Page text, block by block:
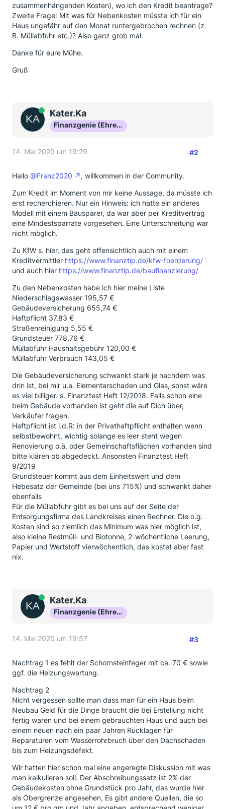
zusammenhängenden Kosten), wo ich den Kredit beantrage?
Zweite Frage: Mit was für Nebenkosten müsste ich für ein
Haus ungefähr auf den Monat runtergebrochen rechnen (z.
B. Müllabfuhr etc.)? Also ganz grob mal.
Danke für eure Mühe.
Gruß
OnlineKater.Ka
Finanzgenie (Ehrenmitglied)
14. Mai 2020 um 19:29 #2
Hallo @Franz2020
, willkommen in der Community.
Zum Kredit im Moment von mir keine Aussage, da müsste ich
erst recherchieren. Nur ein Hinweis: ich hatte ein anderes
Modell mit einem Bausparer, da war aber per Kreditvertrag
eine Mindestsparrate vorgesehen. Eine Unterschreitung war
nicht möglich.
Zu KfW s. hier, das geht offensichtlich auch mit einem
Kreditvermittler https://www.finanztip.de/kfw-foerderung/
und auch hier https://www.finanztip.de/baufinanzierung/
Zu den Nebenkosten habe ich hier meine Liste
Niederschlagswasser 195,57 €
Gebäudeversicherung 655,74 €
Haftpflicht 37,83 €
Straßenreinigung 5,55 €
Grundsteuer 778,76 €
Müllabfuhr Haushaltsgebühr 120,00 €
Müllabfuhr Verbrauch 143,05 €
Die Gebäudeversicherung schwankt stark je nachdem was
drin ist, bei mir u.a. Elementarschaden und Glas, sonst wäre
es viel billiger. s. Finanztest Heft 12/2018. Falls schon eine
beim Gebäude vorhanden ist geht die auf Dich über,
Verkäufer fragen.
Haftpflicht ist i.d.R: in der Privathaftpflicht enthalten wenn
selbstbewohnt, wichtig solange es leer steht wegen
Renovierung o.ä. oder Gemeinschaftsflächen vorhanden sind
bitte klären ob abgedeckt. Ansonsten Finanztest Heft
9/2019
Grundsteuer kommt aus dem Einheitswert und dem
Hebesatz der Gemeinde (bei uns 715%) und schwankt daher
ebenfalls
Für die Müllabfuhr gibt es bei uns auf der Seite der
Entsorgungsfirma des Landkreises einen Rechner. Die o.g.
Kosten sind so ziemlich das Minimum was hier möglich ist,
also kleine Restmüll- und Biotonne, 2-wöchentliche Leerung,
Papier und Wertstoff vierwöchentlich, das kostet aber fast
nix.
OnlineKater.Ka
Finanzgenie (Ehrenmitglied)
14. Mai 2020 um 19:57 #3
Nachtrag 1 es fehlt der Schornsteinfeger mit ca. 70 € sowie
ggf. die Heizungswartung.
Nachtrag 2
Nicht vergessen sollte man dass man für ein Haus beim
Neubau Geld für die Dinge braucht die bei Erstellung nicht
fertig waren und bei einem gebrauchten Haus und auch bei
einem neuen nach ein paar Jahren Rücklagen für
Reparaturen vom Wasserrohrbruch über den Dachschaden
bis zum Heizungsdefekt.
Wir hatten hier schon mal eine angeregte Diskussion mit was
man kalkulieren soll. Der Abschreibungssatz ist 2% der
Gebäudekosten ohne Grundstück pro Jahr, das wurde hier
als Obergrenze angesehen, Es gibt andere Quellen, die so